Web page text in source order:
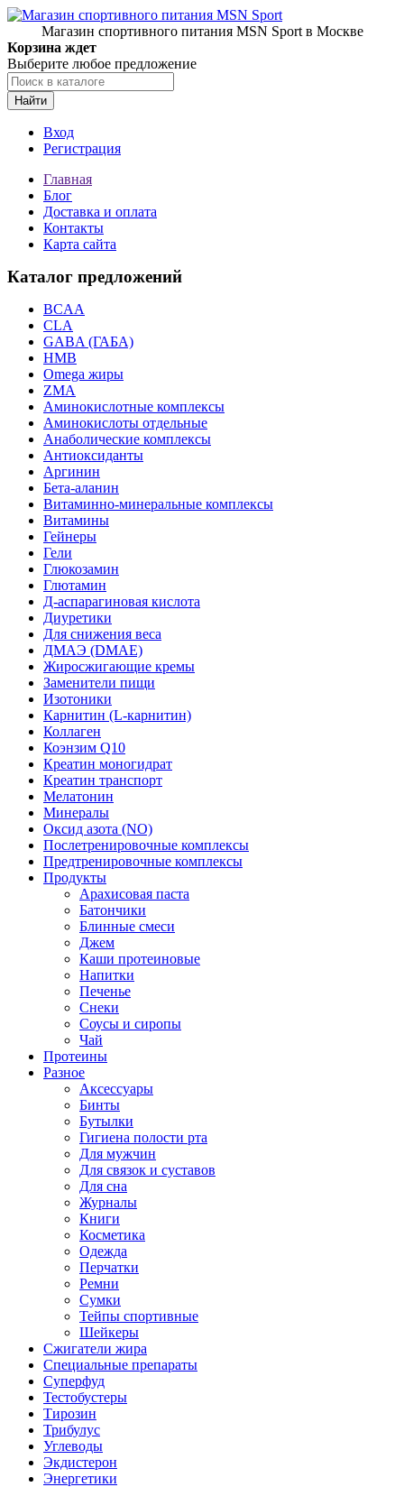
Магазин спортивного питания MSN Sport в Москве
Корзина ждет
Выберите любое предложение
Найти
Вход
Регистрация
Главная
Блог
Доставка и оплата
Контакты
Карта сайта
Каталог предложений
BCAA
CLA
GABA (ГАБА)
HMB
Omega жиры
ZMA
Аминокислотные комплексы
Аминокислоты отдельные
Анаболические комплексы
Антиоксиданты
Аргинин
Бета-аланин
Витаминно-минеральные комплексы
Витамины
Гейнеры
Гели
Глюкозамин
Глютамин
Д-аспарагиновая кислота
Диуретики
Для снижения веса
ДМАЭ (DMAE)
Жиросжигающие кремы
Заменители пищи
Изотоники
Карнитин (L-карнитин)
Коллаген
Коэнзим Q10
Креатин моногидрат
Креатин транспорт
Мелатонин
Минералы
Оксид азота (NO)
Послетренировочные комплексы
Предтренировочные комплексы
Продукты
Арахисовая паста
Батончики
Блинные смеси
Джем
Каши протеиновые
Напитки
Печенье
Снеки
Соусы и сиропы
Чай
Протеины
Разное
Аксессуары
Бинты
Бутылки
Гигиена полости рта
Для мужчин
Для связок и суставов
Для сна
Журналы
Книги
Косметика
Одежда
Перчатки
Ремни
Сумки
Тейпы спортивные
Шейкеры
Сжигатели жира
Специальные препараты
Суперфуд
Тестобустеры
Тирозин
Трибулус
Углеводы
Экдистерон
Энергетики